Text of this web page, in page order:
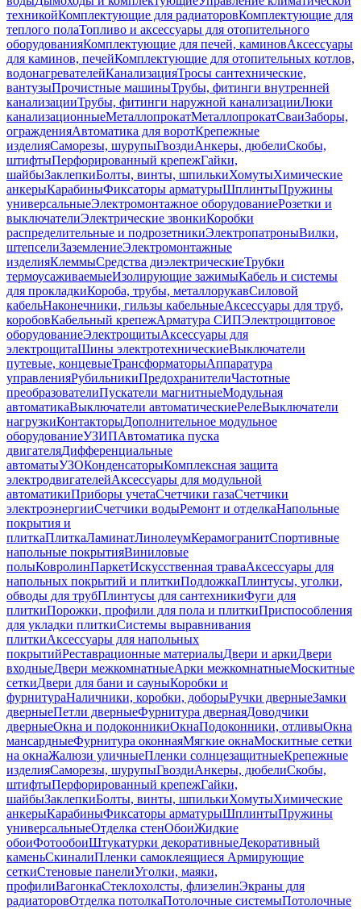
техникойКомплектующие для радиаторовКомплектующие для
теплого полаТопливо и аксессуары для отопительного
оборудованияКомплектующие для печей, каминовАксессуары
для каминов, печейКомплектующие для отопительных котлов,
водонагревателейКанализацияТросы сантехнические,
вантузыПрочистные машиныТрубы, фитинги внутренней
канализацииТрубы, фитинги наружной канализацииЛюки
канализационныеМеталлопрокатМеталлопрокатСваиЗаборы,
огражденияАвтоматика для воротКрепежные
изделияСаморезы, шурупыГвоздиАнкеры, дюбелиСкобы,
штифтыПерфорированный крепежГайки,
шайбыЗаклепкиБолты, винты, шпилькиХомутыХимические
анкерыКарабиныФиксаторы арматурыШплинтыПружины
универсальныеЭлектромонтажное оборудованиеРозетки и
выключателиЭлектрические звонкиКоробки
распределительные и подрозетникиЭлектропатроныВилки,
штепселиЗаземлениеЭлектромонтажные
изделияКлеммыСредства диэлектрическиеТрубки
термоусаживаемыеИзолирующие зажимыКабель и системы
для прокладкиКороба, трубы, металлорукавСиловой
кабельНаконечники, гильзы кабельныеАксессуары для труб,
коробовКабельный крепежАрматура СИПЭлектрощитовое
оборудованиеЭлектрощитыАксессуары для
электрощитаШины электротехническиеВыключатели
путевые, концевыеТрансформаторыАппаратура
управленияРубильникиПредохранителиЧастотные
преобразователиПускатели магнитныеМодульная
автоматикаВыключатели автоматическиеРелеВыключатели
нагрузкиКонтакторыДополнительное модульное
оборудованиеУЗИПАвтоматика пуска
двигателяДифференциальные
автоматыУЗОКонденсаторыКомплексная защита
электродвигателейАксессуары для модульной
автоматикиПриборы учетаСчетчики газаСчетчики
электроэнергииСчетчики водыРемонт и отделкаНапольные
покрытия и
плиткаПлиткаЛаминатЛинолеумКерамогранитСпортивные
напольные покрытияВиниловые
полыКовролинПаркетИскусственная траваАксессуары для
напольных покрытий и плиткиПодложкаПлинтусы, уголки,
обводы для трубПлинтусы для сантехникиФуги для
плиткиПорожки, профили для пола и плиткиПриспособления
для укладки плиткиСистемы выравнивания
плиткиАксессуары для напольных
покрытийРеставрационные материалыДвери и аркиДвери
входныеДвери межкомнатныеАрки межкомнатныеМоскитные
сеткиДвери для бани и сауныКоробки и
фурнитураНаличники, коробки, доборыРучки дверныеЗамки
дверныеПетли дверныеФурнитура двернаяДоводчики
дверныеОкна и подоконникиОкнаПодоконники, отливыОкна
мансардныеФурнитура оконнаяМягкие окнаМоскитные сетки
на окнаЖалюзи уличныеПленки солнцезащитныеКрепежные
изделияСаморезы, шурупыГвоздиАнкеры, дюбелиСкобы,
штифтыПерфорированный крепежГайки,
шайбыЗаклепкиБолты, винты, шпилькиХомутыХимические
анкерыКарабиныФиксаторы арматурыШплинтыПружины
универсальныеОтделка стенОбоиЖидкие
обоиФотообоиШтукатурки декоративныеДекоративный
каменьСкиналиПленки самоклеящиеся Армирующие
сеткиСтеновые панелиУголки, маяки,
профилиВагонкаСтеклохолсты, флизелинЭкраны для
радиаторовОтделка потолкаПотолочные системыПотолочные